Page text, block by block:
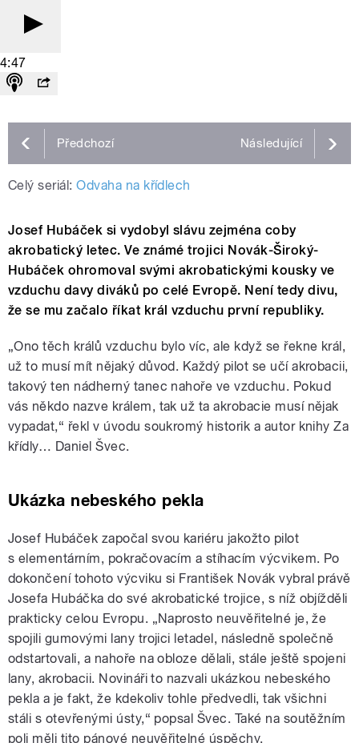
4:47
Předchozí Následující
Celý seriál: Odvaha na křídlech
Josef Hubáček si vydobyl slávu zejména coby
akrobatický letec. Ve známé trojici Novák-Široký-
Hubáček ohromoval svými akrobatickými kousky ve
vzduchu davy diváků po celé Evropě. Není tedy divu,
že se mu začalo říkat král vzduchu první republiky.
„Ono těch králů vzduchu bylo víc, ale když se řekne král,
už to musí mít nějaký důvod. Každý pilot se učí akrobacii,
takový ten nádherný tanec nahoře ve vzduchu. Pokud
vás někdo nazve králem, tak už ta akrobacie musí nějak
vypadat,“ řekl v úvodu soukromý historik a autor knihy Za
křídly… Daniel Švec.
Ukázka nebeského pekla
Josef Hubáček započal svou kariéru jakožto pilot
s elementárním, pokračovacím a stíhacím výcvikem. Po
dokončení tohoto výcviku si František Novák vybral právě
Josefa Hubáčka do své akrobatické trojice, s níž objížděli
prakticky celou Evropu. „Naprosto neuvěřitelné je, že
spojili gumovými lany trojici letadel, následně společně
odstartovali, a nahoře na obloze dělali, stále ještě spojeni
lany, akrobacii. Novináři to nazvali ukázkou nebeského
pekla a je fakt, že kdekoliv tohle předvedli, tak všichni
stáli s otevřenými ústy,“ popsal Švec. Také na soutěžním
poli měli tito pánové neuvěřitelné úspěchy.